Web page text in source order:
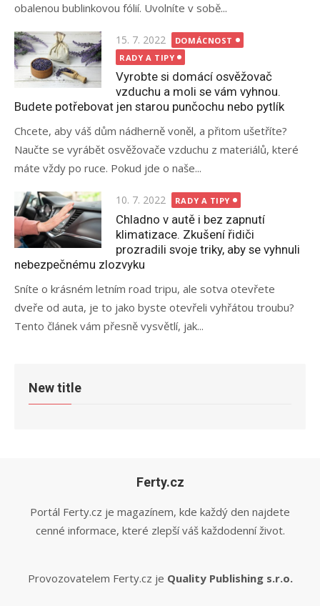
obalenou bublinkovou fólií. Uvolníte v sobě...
Posted
on
15. 7. 2022
DOMÁCNOST
RADY A TIPY
Vyrobte si domácí osvěžovač
vzduchu a moli se vám vyhnou.
Budete potřebovat jen starou punčochu nebo pytlík
Chcete, aby váš dům nádherně voněl, a přitom ušetříte?
Naučte se vyrábět osvěžovače vzduchu z materiálů, které
máte vždy po ruce. Pokud jde o naše...
Posted
on
10. 7. 2022 RADY A TIPY
Chladno v autě i bez zapnutí
klimatizace. Zkušení řidiči
prozradili svoje triky, aby se vyhnuli
nebezpečnému zlozvyku
Sníte o krásném letním road tripu, ale sotva otevřete
dveře od auta, je to jako byste otevřeli vyhřátou troubu?
Tento článek vám přesně vysvětlí, jak...
New title
Ferty.cz
Portál Ferty.cz je magazínem, kde každý den najdete
cenné informace, které zlepší váš každodenní život.
Provozovatelem Ferty.cz je Quality Publishing s.r.o.